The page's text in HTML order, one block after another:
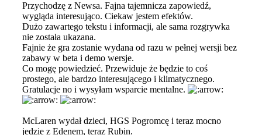
Przychodzę z Newsa. Fajna tajemnicza zapowiedź,
wygląda interesująco. Ciekaw jestem efektów.
Dużo zawartego tekstu i informacji, ale sama rozgrywka
nie została ukazana.
Fajnie że gra zostanie wydana od razu w pełnej wersji bez
zabawy w beta i demo wersje.
Co mogę powiedzieć. Przewiduje że będzie to coś
prostego, ale bardzo interesującego i klimatycznego.
Gratulacje no i wysyłam wsparcie mentalne.
McLaren wydał dzieci, HGS Pogromcę i teraz mocno
jedzie z Edenem, teraz Rubin.